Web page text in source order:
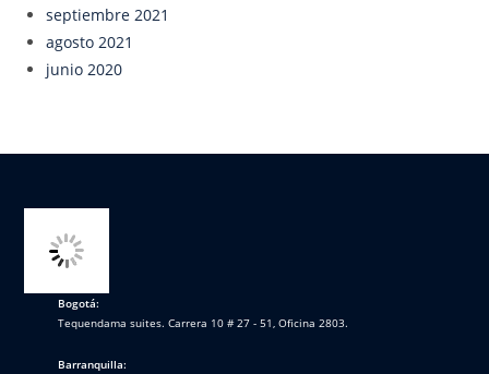
septiembre 2021
agosto 2021
junio 2020
Bogotá:
Tequendama suites. Carrera 10 # 27 - 51, Oficina 2803.
Barranquilla: